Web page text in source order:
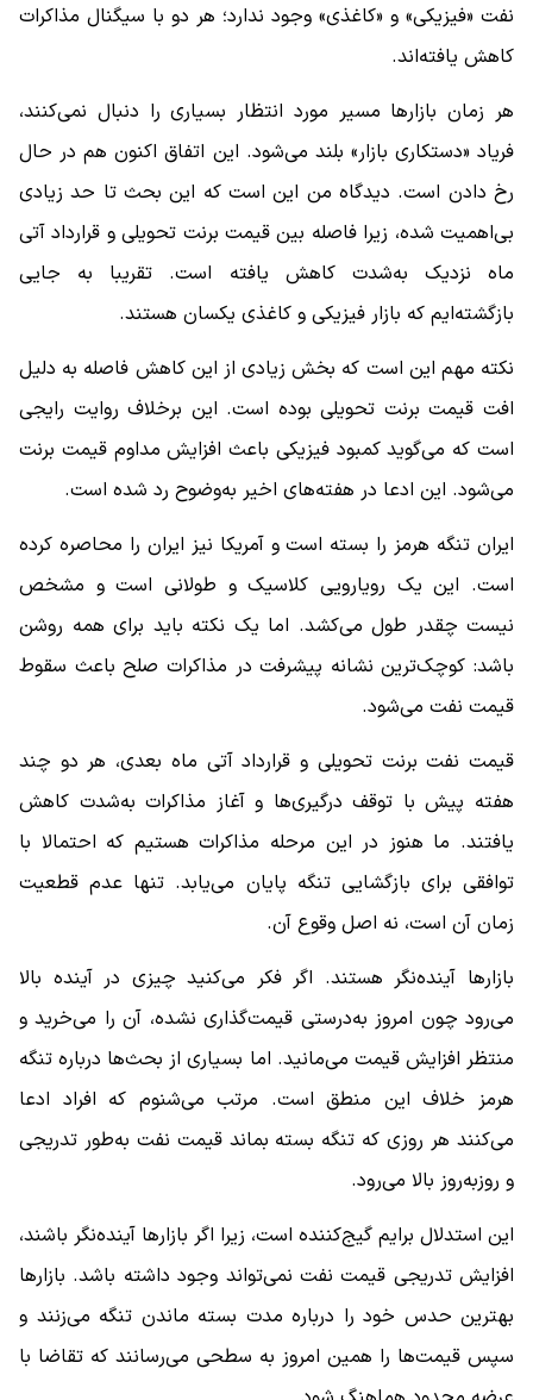
نفت «فیزیکی» و «کاغذی» وجود ندارد؛ هر دو با سیگنال مذاکرات
کاهش یافته‌اند.
هر زمان بازارها مسیر مورد انتظار بسیاری را دنبال نمی‌کنند،
فریاد «دستکاری بازار» بلند می‌شود. این اتفاق اکنون هم در حال
رخ دادن است. دیدگاه من این است که این بحث تا حد زیادی
بی‌اهمیت شده، زیرا فاصله بین قیمت برنت تحویلی و قرارداد آتی
ماه نزدیک به‌شدت کاهش یافته است. تقریبا به جایی
بازگشته‌ایم که بازار فیزیکی و کاغذی یکسان هستند.
نکته مهم این است که بخش زیادی از این کاهش فاصله به دلیل
افت قیمت برنت تحویلی بوده است. این برخلاف روایت رایجی
است که می‌گوید کمبود فیزیکی باعث افزایش مداوم قیمت برنت
می‌شود. این ادعا در هفته‌های اخیر به‌وضوح رد شده است.
ایران تنگه هرمز را بسته است و آمریکا نیز ایران را محاصره کرده
است. این یک رویارویی کلاسیک و طولانی است و مشخص
نیست چقدر طول می‌کشد. اما یک نکته باید برای همه روشن
باشد: کوچک‌ترین نشانه پیشرفت در مذاکرات صلح باعث سقوط
قیمت نفت می‌شود.
قیمت نفت برنت تحویلی و قرارداد آتی ماه بعدی، هر دو چند
هفته پیش با توقف درگیری‌ها و آغاز مذاکرات به‌شدت کاهش
یافتند. ما هنوز در این مرحله مذاکرات هستیم که احتمالا با
توافقی برای بازگشایی تنگه پایان می‌یابد. تنها عدم قطعیت
زمان آن است، نه اصل وقوع آن.
بازارها آینده‌نگر هستند. اگر فکر می‌کنید چیزی در آینده بالا
می‌رود چون امروز به‌درستی قیمت‌گذاری نشده، آن را می‌خرید و
منتظر افزایش قیمت می‌مانید. اما بسیاری از بحث‌ها درباره تنگه
هرمز خلاف این منطق است. مرتب می‌شنوم که افراد ادعا
می‌کنند هر روزی که تنگه بسته بماند قیمت نفت به‌طور تدریجی
و روزبه‌روز بالا می‌رود.
این استدلال برایم گیج‌کننده است، زیرا اگر بازارها آینده‌نگر باشند،
افزایش تدریجی قیمت نفت نمی‌تواند وجود داشته باشد. بازارها
بهترین حدس خود را درباره مدت بسته ماندن تنگه می‌زنند و
سپس قیمت‌ها را همین امروز به سطحی می‌رسانند که تقاضا با